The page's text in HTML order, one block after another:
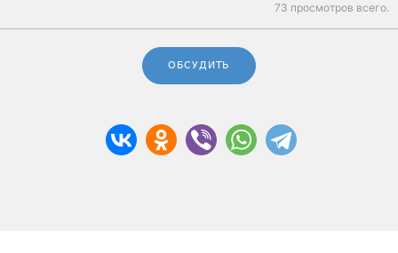
73 просмотров всего.
ОБСУДИТЬ